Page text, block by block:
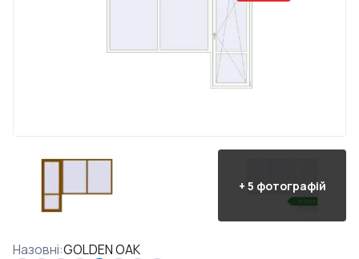
+ 5 фотографій
Назовні:GOLDEN OAK